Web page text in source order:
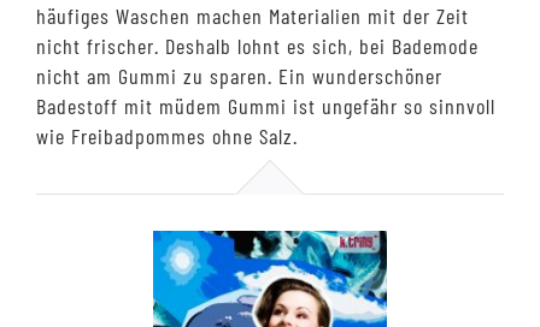
häufiges Waschen machen Materialien mit der Zeit
nicht frischer. Deshalb lohnt es sich, bei Bademode
nicht am Gummi zu sparen. Ein wunderschöner
Badestoff mit müdem Gummi ist ungefähr so sinnvoll
wie Freibadpommes ohne Salz.